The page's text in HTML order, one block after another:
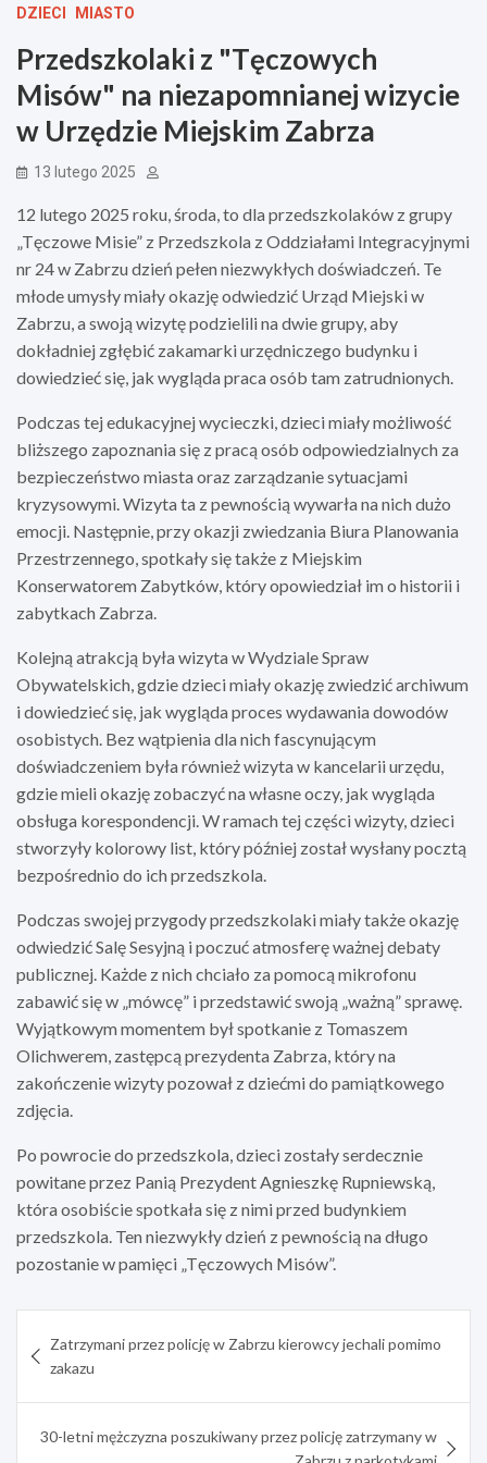
DZIECI MIASTO
Przedszkolaki z "Tęczowych
Misów" na niezapomnianej wizycie
w Urzędzie Miejskim Zabrza
13 lutego 2025
12 lutego 2025 roku, środa, to dla przedszkolaków z grupy
„Tęczowe Misie” z Przedszkola z Oddziałami Integracyjnymi
nr 24 w Zabrzu dzień pełen niezwykłych doświadczeń. Te
młode umysły miały okazję odwiedzić Urząd Miejski w
Zabrzu, a swoją wizytę podzielili na dwie grupy, aby
dokładniej zgłębić zakamarki urzędniczego budynku i
dowiedzieć się, jak wygląda praca osób tam zatrudnionych.
Podczas tej edukacyjnej wycieczki, dzieci miały możliwość
bliższego zapoznania się z pracą osób odpowiedzialnych za
bezpieczeństwo miasta oraz zarządzanie sytuacjami
kryzysowymi. Wizyta ta z pewnością wywarła na nich dużo
emocji. Następnie, przy okazji zwiedzania Biura Planowania
Przestrzennego, spotkały się także z Miejskim
Konserwatorem Zabytków, który opowiedział im o historii i
zabytkach Zabrza.
Kolejną atrakcją była wizyta w Wydziale Spraw
Obywatelskich, gdzie dzieci miały okazję zwiedzić archiwum
i dowiedzieć się, jak wygląda proces wydawania dowodów
osobistych. Bez wątpienia dla nich fascynującym
doświadczeniem była również wizyta w kancelarii urzędu,
gdzie mieli okazję zobaczyć na własne oczy, jak wygląda
obsługa korespondencji. W ramach tej części wizyty, dzieci
stworzyły kolorowy list, który później został wysłany pocztą
bezpośrednio do ich przedszkola.
Podczas swojej przygody przedszkolaki miały także okazję
odwiedzić Salę Sesyjną i poczuć atmosferę ważnej debaty
publicznej. Każde z nich chciało za pomocą mikrofonu
zabawić się w „mówcę” i przedstawić swoją „ważną” sprawę.
Wyjątkowym momentem był spotkanie z Tomaszem
Olichwerem, zastępcą prezydenta Zabrza, który na
zakończenie wizyty pozował z dziećmi do pamiątkowego
zdjęcia.
Po powrocie do przedszkola, dzieci zostały serdecznie
powitane przez Panią Prezydent Agnieszkę Rupniewską,
która osobiście spotkała się z nimi przed budynkiem
przedszkola. Ten niezwykły dzień z pewnością na długo
pozostanie w pamięci „Tęczowych Misów”.
wpisu
Zatrzymani przez policję w Zabrzu kierowcy jechali pomimo
zakazu
30-letni mężczyzna poszukiwany przez policję zatrzymany w